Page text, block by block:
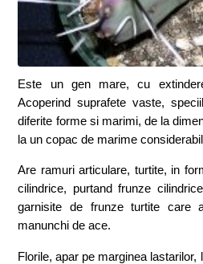
Este un gen mare, cu
Acoperind suprafete vaste,
diferite forme si marimi, de la
la un copac de marime
Are ramuri articulare, turtite, in
cilindrice, purtand frunze
garnisite de frunze turtite care
manunchi de ace.
Florile, apar pe marginea